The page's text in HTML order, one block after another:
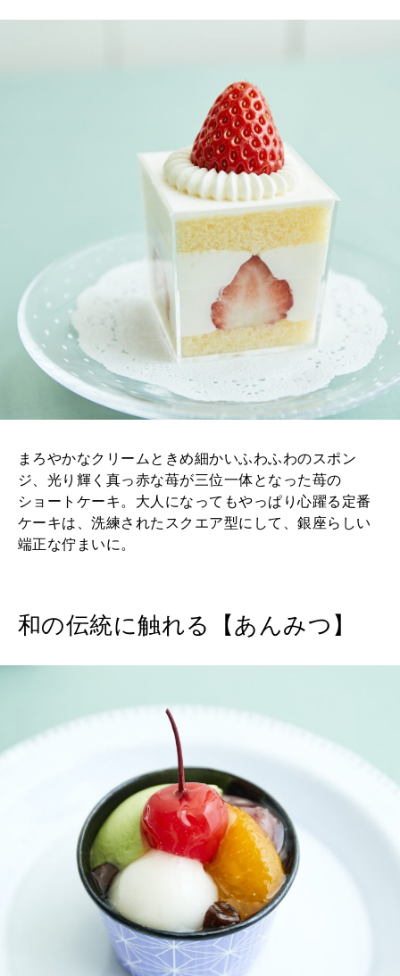
まろやかなクリームときめ細かいふわふわのスポン
ジ、光り輝く真っ赤な苺が三位一体となった苺の
ショートケーキ。大人になってもやっぱり心躍る定番
ケーキは、洗練されたスクエア型にして、銀座らしい
端正な佇まいに。
和の伝統に触れる【あんみつ】